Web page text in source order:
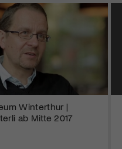
Winterthur |
ab Mitte 2017